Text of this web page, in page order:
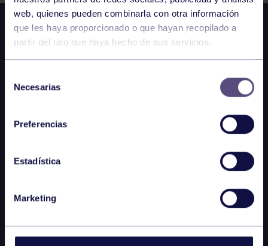
web, quienes pueden combinarla con otra información
que les haya proporcionado o que hayan recopilado a
partir del uso que haya hecho de sus servicios.
Necesarias
Preferencias
Estadística
Marketing